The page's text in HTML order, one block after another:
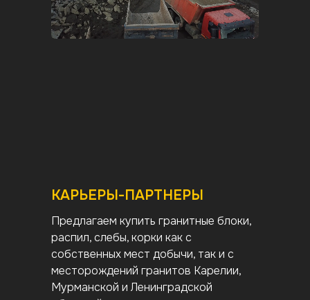
КАРЬЕРЫ-ПАРТНЕРЫ
Предлагаем купить гранитные блоки,
распил, слебы, корки как с
собственных мест добычи, так и с
месторождений гранитов Карелии,
Мурманской и Ленинградской